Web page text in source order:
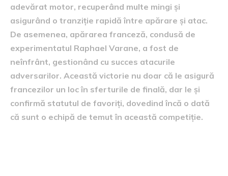
adevărat motor, recuperând multe mingi și
asigurând o tranziție rapidă între apărare și atac.
De asemenea, apărarea franceză, condusă de
experimentatul Raphael Varane, a fost de
neînfrânt, gestionând cu succes atacurile
adversarilor. Această victorie nu doar că le asigură
francezilor un loc în sferturile de finală, dar le și
confirmă statutul de favoriți, dovedind încă o dată
că sunt o echipă de temut în această competiție.